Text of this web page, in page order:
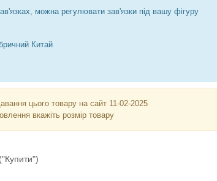
можна регулювати зав'язки під вашу фігуру
Китай
цього товару на сайт 11-02-2025
вкажіть розмір товару